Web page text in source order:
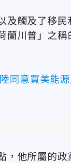
及觸及了移
蘭川普」之
同意買美能
，他所屬的